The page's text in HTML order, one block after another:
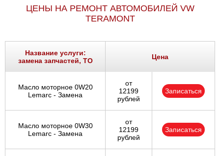
ЦЕНЫ НА РЕМОНТ АВТОМОБИЛЕЙ VW
TERAMONT
Название услуги:
замена запчастей, ТО
Цена
Масло моторное 0W20
Lemarc - Замена
от
12199
рублей
Записаться
Масло моторное 0W30
Lemarc - Замена
от
12199
рублей
Записаться